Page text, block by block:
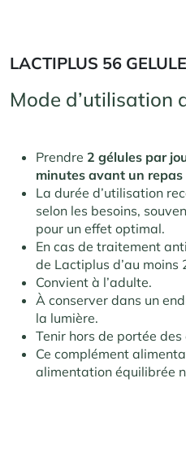
LACTIPLUS 56
Mode d’utilisation
Prendre 2 gélules par
minutes avant un repas
La durée d’utilisation
selon les besoins,
pour un effet optimal.
En cas de traitement
de Lactiplus d’au moins
Convient à l’adulte.
À conserver dans un
la lumière.
Tenir hors de portée des
Ce complément
alimentation équilibrée